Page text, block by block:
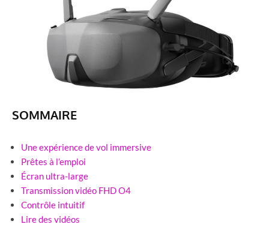
SOMMAIRE
Une expérience de vol immersive
Prêtes à l’emploi
Écran ultra-large
Transmission vidéo FHD O4
Contrôle intuitif
Lire des vidéos